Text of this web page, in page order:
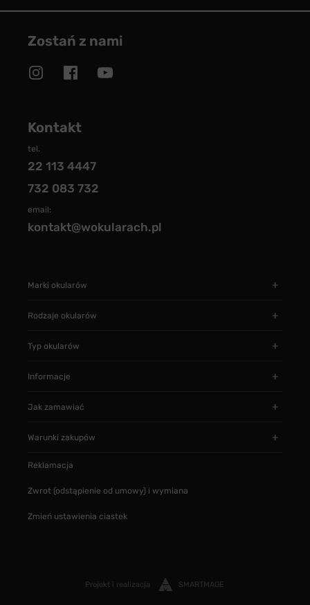
Zostań z nami
Kontakt
tel.
22 113 4447
732 083 732
email:
kontakt@wokularach.pl
Marki okularów
Rodzaje okularów
Typ okularów
Informacje
Jak zamawiać
Warunki zakupów
Reklamacja
Zwrot (odstąpienie od umowy) i wymiana
Zmień ustawienia ciastek
Projekt i realizacja SMARTMAGE